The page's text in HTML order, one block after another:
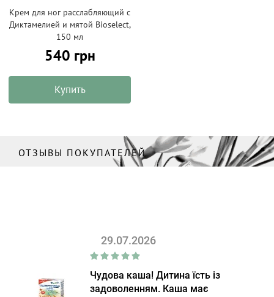
Крем для ног расслабляющий с
Диктамелией и мятой Bioselect,
150 мл
540 грн
Купить
ОТЗЫВЫ ПОКУПАТЕЛЕЙ
29.07.2026
Чудова каша! Дитина їсть із
задоволенням. Каша має